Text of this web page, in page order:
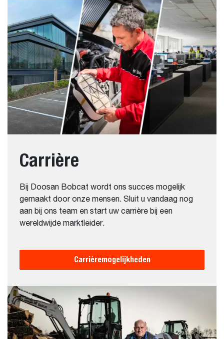
Carrière
Bij Doosan Bobcat wordt ons succes mogelijk
gemaakt door onze mensen. Sluit u vandaag nog
aan bij ons team en start uw carrière bij een
wereldwijde marktleider.
Carrièremogelijkheden